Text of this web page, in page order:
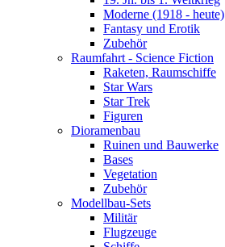
Moderne (1918 - heute)
Fantasy und Erotik
Zubehör
Raumfahrt - Science Fiction
Raketen, Raumschiffe
Star Wars
Star Trek
Figuren
Dioramenbau
Ruinen und Bauwerke
Bases
Vegetation
Zubehör
Modellbau-Sets
Militär
Flugzeuge